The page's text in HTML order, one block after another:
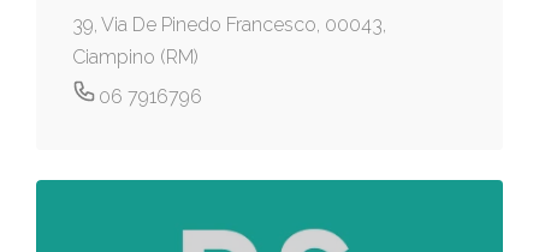
39, Via De Pinedo Francesco, 00043,
Ciampino (RM)
06 7916796